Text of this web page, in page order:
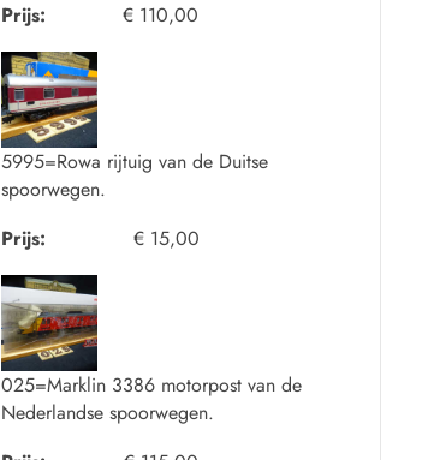
Prijs:
€ 110,00
5995=Rowa rijtuig van de Duitse
spoorwegen.
Prijs:
€ 15,00
025=Marklin 3386 motorpost van de
Nederlandse spoorwegen.